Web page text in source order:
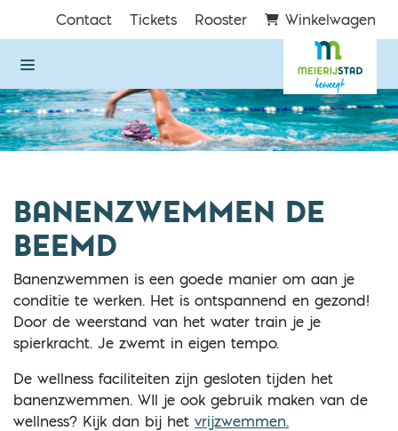
Direct naar de inhoud van de pagina
Contact Tickets Rooster Winkelwagen
BANENZWEMMEN DE
BEEMD
Banenzwemmen is een goede manier om aan je
conditie te werken. Het is ontspannend en gezond!
Door de weerstand van het water train je je
spierkracht. Je zwemt in eigen tempo.
De wellness faciliteiten zijn gesloten tijden het
banenzwemmen. WIl je ook gebruik maken van de
wellness? Kijk dan bij het vrijzwemmen.